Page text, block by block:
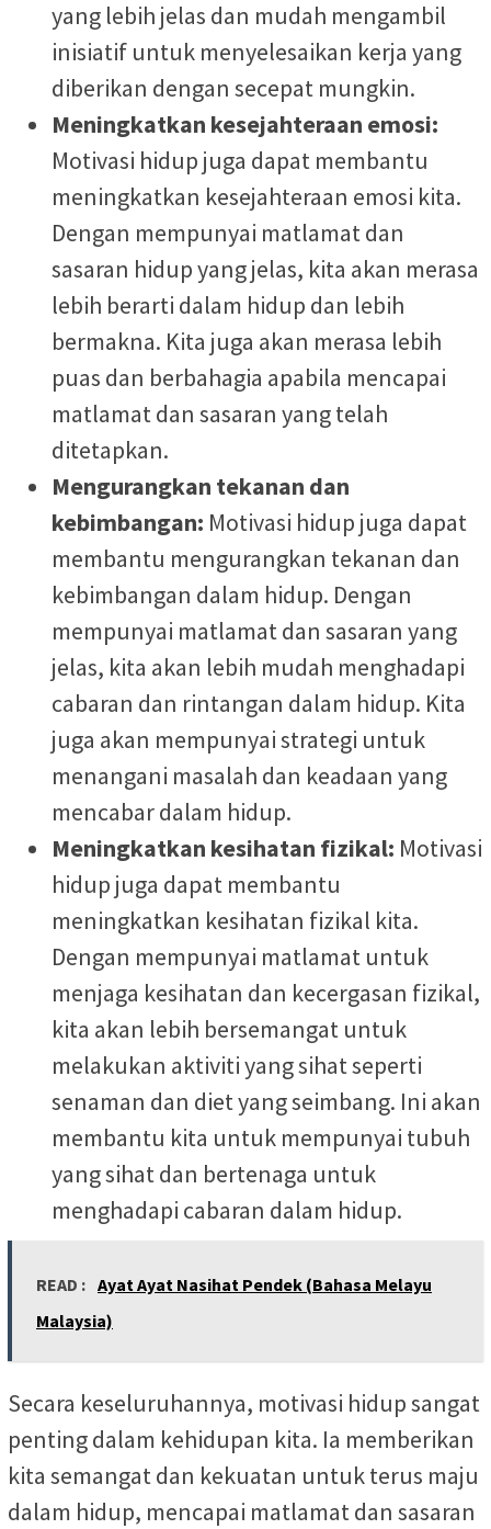
yang lebih jelas dan mudah mengambil
inisiatif untuk menyelesaikan kerja yang
diberikan dengan secepat mungkin.
Meningkatkan kesejahteraan emosi:
Motivasi hidup juga dapat membantu
meningkatkan kesejahteraan emosi kita.
Dengan mempunyai matlamat dan
sasaran hidup yang jelas, kita akan merasa
lebih berarti dalam hidup dan lebih
bermakna. Kita juga akan merasa lebih
puas dan berbahagia apabila mencapai
matlamat dan sasaran yang telah
ditetapkan.
Mengurangkan tekanan dan
kebimbangan: Motivasi hidup juga dapat
membantu mengurangkan tekanan dan
kebimbangan dalam hidup. Dengan
mempunyai matlamat dan sasaran yang
jelas, kita akan lebih mudah menghadapi
cabaran dan rintangan dalam hidup. Kita
juga akan mempunyai strategi untuk
menangani masalah dan keadaan yang
mencabar dalam hidup.
Meningkatkan kesihatan fizikal: Motivasi
hidup juga dapat membantu
meningkatkan kesihatan fizikal kita.
Dengan mempunyai matlamat untuk
menjaga kesihatan dan kecergasan fizikal,
kita akan lebih bersemangat untuk
melakukan aktiviti yang sihat seperti
senaman dan diet yang seimbang. Ini akan
membantu kita untuk mempunyai tubuh
yang sihat dan bertenaga untuk
menghadapi cabaran dalam hidup.
READ : Ayat Ayat Nasihat Pendek (Bahasa Melayu
Malaysia)
Secara keseluruhannya, motivasi hidup sangat
penting dalam kehidupan kita. Ia memberikan
kita semangat dan kekuatan untuk terus maju
dalam hidup, mencapai matlamat dan sasaran